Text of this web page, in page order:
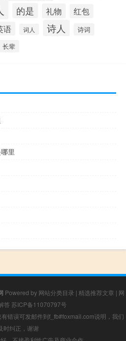
的是 礼物 红包
语 词人 诗人 诗词
长辈
里
Powered by 网站分类目录 | 精选推荐文章 | 网
答 苏ICP备11070797号
错误可发邮件到f_fb#foxmail.com说明，我们
时纠正，谢谢